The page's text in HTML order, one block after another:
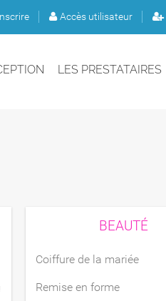
Accès utilisateur
LES PRESTATAIRES
BEAUTÉ
Coiffure de la mariée
Remise en forme